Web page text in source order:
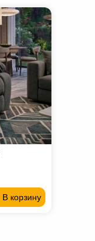
В корзину